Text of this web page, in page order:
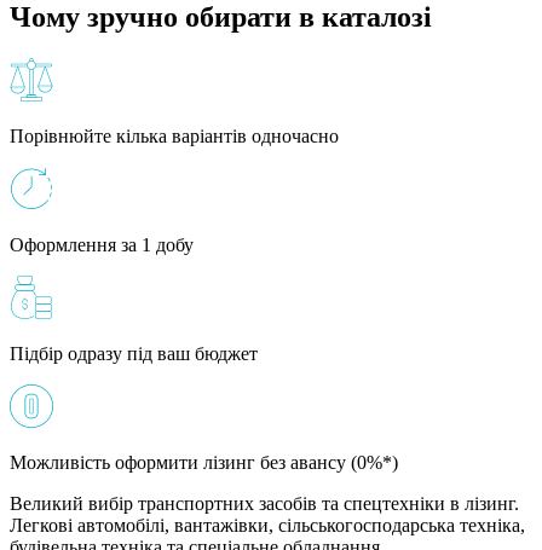
Чому зручно обирати в каталозі
Порівнюйте кілька варіантів одночасно
Оформлення за 1 добу
Підбір одразу під ваш бюджет
Можливість оформити лізинг без авансу (0%*)
Великий вибір транспортних засобів та спецтехніки в лізинг.
Легкові автомобілі, вантажівки, сільськогосподарська техніка,